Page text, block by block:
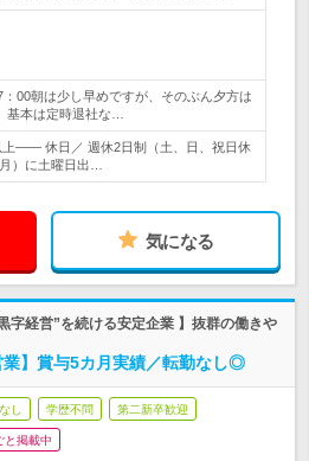
00朝は少し早めですが、そのぶん夕方は
基本は定時退社な…
―― 休日／ 週休2日制（土、日、祝日休
）に土曜日出…
気になる
字経営”を続ける安定企業 】抜群の働きや
】賞与5カ月実績／転勤なし◎
し 学歴不問 第二新卒歓迎
と掲載中